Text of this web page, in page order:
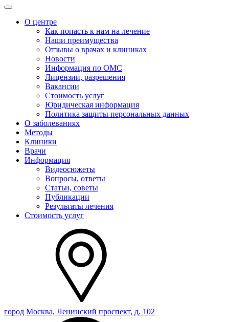
О центре
Как попасть к нам на лечение
Наши преимущества
Отзывы о врачах и клиниках
Новости
Информация по ОМС
Лицензии, разрешения
Вакансии
Стоимость услуг
Юридическая информация
Политика защиты персональных данных
О заболеваниях
Методы
Клиники
Врачи
Информация
Видеосюжеты
Вопросы, ответы
Статьи, советы
Публикации
Результаты лечения
Стоимость услуг
город Москва, Ленинский проспект, д. 102